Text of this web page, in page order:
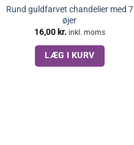
Rund guldfarvet chandelier med 7
øjer
16,00kr. inkl. moms
LÆG I KURV